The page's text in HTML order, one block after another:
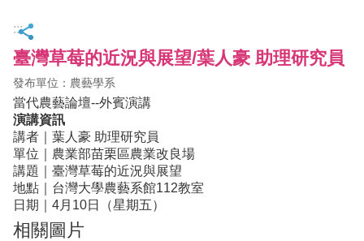
:::
臺灣草莓的近況與展望/葉人豪 助理研究員
發布單位：農藝學系
當代農藝論壇--外賓演講
演講資訊
講者｜葉人豪 助理研究員
單位｜農業部苗栗區農業改良場
講題｜臺灣草莓的近況與展望
地點｜台灣大學農藝系館112教室
日期｜4月10日（星期五）
相關圖片